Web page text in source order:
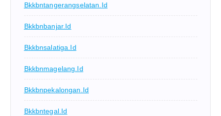
Bkkbntangerangselatan.id
Bkkbnbanjar.id
Bkkbnsalatiga.id
Bkkbnmagelang.id
Bkkbnpekalongan.id
Bkkbntegal.id